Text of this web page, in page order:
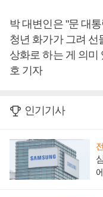
박 대변인은 "문 대
청년 화가가 그려 선
상화로 하는 게 의미
호 기자
인기기사